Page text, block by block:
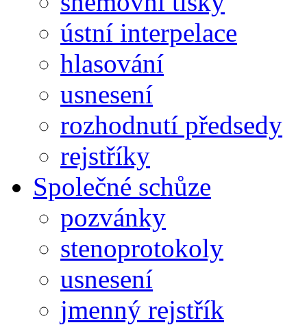
ústní interpelace
hlasování
usnesení
rozhodnutí předsedy
rejstříky
Společné schůze
pozvánky
stenoprotokoly
usnesení
jmenný rejstřík